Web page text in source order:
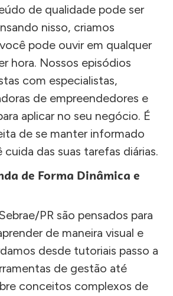
de qualidade pode ser
nisso, criamos
pode ouvir em qualquer
hora. Nossos episódios
com especialistas,
de empreendedores e
aplicar no seu negócio. É
de se manter informado
das suas tarefas diárias.
de Forma Dinâmica e
PR são pensados para
de maneira visual e
desde tutoriais passo a
de gestão até
conceitos complexos de